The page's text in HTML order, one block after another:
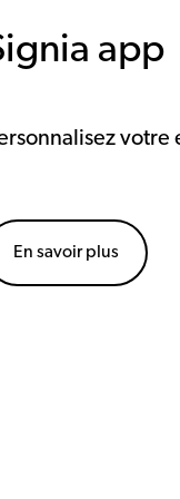
app
En savoir plus